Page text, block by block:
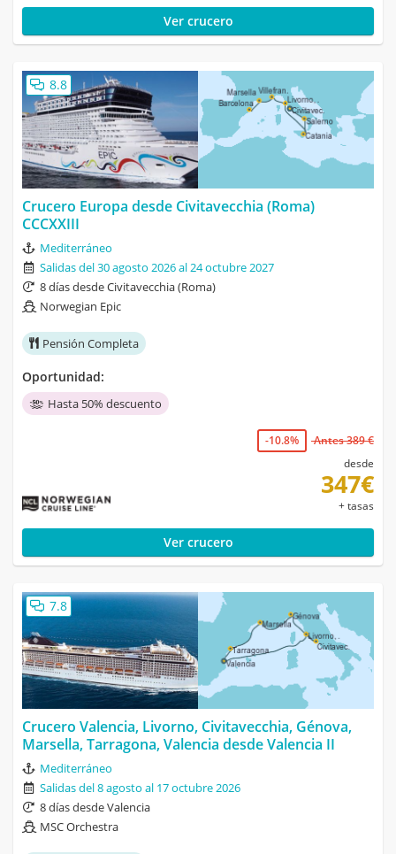
Ver crucero
8.8
Crucero Europa desde Civitavecchia (Roma)
CCCXXIII
Mediterráneo
Salidas del 30 agosto 2026 al 24 octubre 2027
8 días desde Civitavecchia (Roma)
Norwegian Epic
Pensión Completa
Oportunidad:
Hasta 50% descuento
-10.8%
Antes 389 €
desde
347€
+ tasas
Ver crucero
7.8
Crucero Valencia, Livorno, Civitavecchia, Génova,
Marsella, Tarragona, Valencia desde Valencia II
Mediterráneo
Salidas del 8 agosto al 17 octubre 2026
8 días desde Valencia
MSC Orchestra